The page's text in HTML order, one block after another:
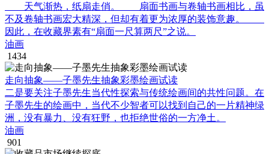
天气渐热，纸扇走俏。 扇面书画与卷轴书画相比，虽
不及卷轴书画宏大精深，但却有着更为浓厚的装饰意趣。
因此，在收藏界素有“扇面一尺算两尺”之说。
油画
1434
走向抽象——子墨先生抽象彩墨绘画试读
二是要关注子墨先生当代性探索与传统绘画间的共性问题。在
子墨先生的绘画中，当代不少智者可以找到自己的一片精神绿
洲，没有暴力、没有狂野，也拒绝世俗的一方净土。
油画
901